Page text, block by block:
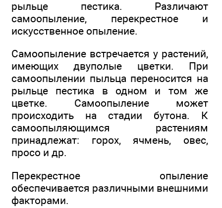
рыльце пестика. Различают
самоопыление, перекрестное и
искусственное опыление.
Самоопыление встречается у растений,
имеющих двуполые цветки. При
самоопылении пыльца переносится на
рыльце пестика в одном и том же
цветке. Самоопыление может
происходить на стадии бутона. К
самоопыляющимся растениям
принадлежат: горох, ячмень, овес,
просо и др.
Перекрестное опыление
обеспечивается различными внешними
факторами.